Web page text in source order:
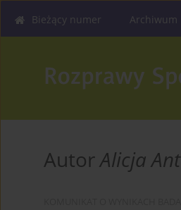
Bieżący numer Archiwum
AutorAlicja